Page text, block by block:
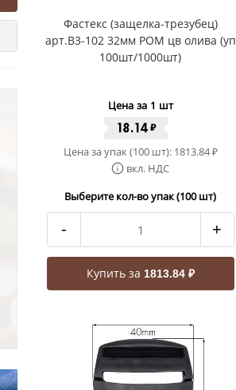
Фастекс (защелка-трезубец)
арт.В3-102 32мм РОМ цв олива (уп
100шт/1000шт)
Цена за 1 шт
18.14₽
Цена за упак (100 шт): 1813.84₽
вкл. НДС
Выберите кол-во упак (100 шт)
- +
Купить за 1813.84 ₽